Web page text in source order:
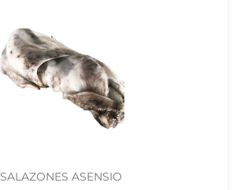
SALAZONES ASENSIO